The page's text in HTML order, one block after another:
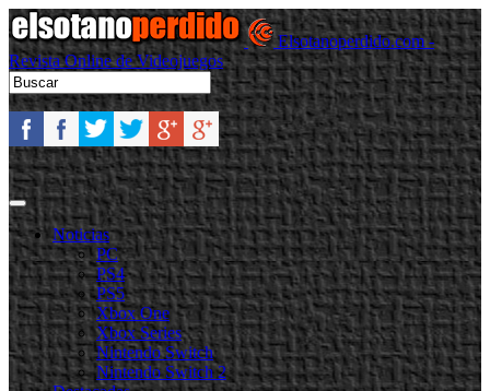
Elsotanoperdido.com -
Revista Online de Videojuegos
Noticias
PC
PS4
PS5
Xbox One
Xbox Series
Nintendo Switch
Nintendo Switch 2